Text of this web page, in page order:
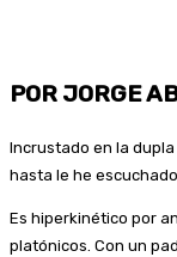
POR JORGE
Incrustado en la
hasta le he
Es hiperkinético por
platónicos. Con un